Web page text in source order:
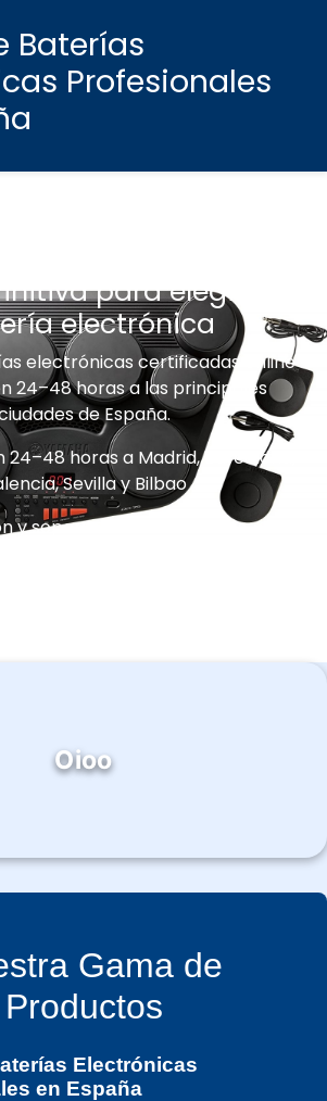
Baterías
Profesionales
para elegir tu
electrónica
electrónicas certificadas online
24–48 horas a las principales
de España.
horas a Madrid, Barcelona,
Sevilla y Bilbao
y soporte técnico incluidos
Oioo
Gama de
Productos
Electrónicas
en España